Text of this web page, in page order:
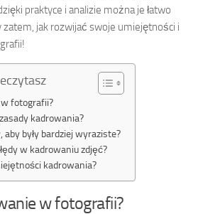
praktyce i analizie można je łatwo
jak rozwijać swoje umiejętności i
fotografii?
kadrowania?
były bardziej wyraziste?
w kadrowaniu zdjęć?
kadrowania?
w fotografii?